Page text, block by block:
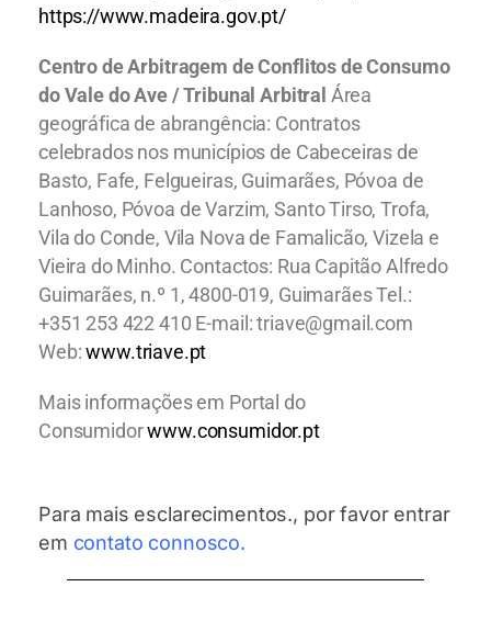
https://www.madeira.gov.pt/
Centro de Arbitragem de Conflitos de Consumo
do Vale do Ave / Tribunal Arbitral Área
geográfica de abrangência: Contratos
celebrados nos municípios de Cabeceiras de
Basto, Fafe, Felgueiras, Guimarães, Póvoa de
Lanhoso, Póvoa de Varzim, Santo Tirso, Trofa,
Vila do Conde, Vila Nova de Famalicão, Vizela e
Vieira do Minho. Contactos: Rua Capitão Alfredo
Guimarães, n.º 1, 4800-019, Guimarães Tel.:
+351 253 422 410 E-mail: triave@gmail.com
Web:www.triave.pt
Mais informações em Portal do
Consumidorwww.consumidor.pt
Para mais esclarecimentos., por favor entrar
em contato connosco.